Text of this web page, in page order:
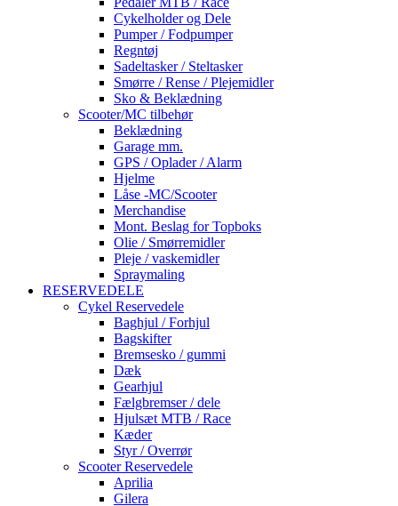
Cykelholder og Dele
Pumper / Fodpumper
Regntøj
Sadeltasker / Steltasker
Smørre / Rense / Plejemidler
Sko & Beklædning
Scooter/MC tilbehør
Beklædning
Garage mm.
GPS / Oplader / Alarm
Hjelme
Låse -MC/Scooter
Merchandise
Mont. Beslag for Topboks
Olie / Smørremidler
Pleje / vaskemidler
Spraymaling
RESERVEDELE
Cykel Reservedele
Baghjul / Forhjul
Bagskifter
Bremsesko / gummi
Dæk
Gearhjul
Fælgbremser / dele
Hjulsæt MTB / Race
Kæder
Styr / Overrør
Scooter Reservedele
Aprilia
Gilera